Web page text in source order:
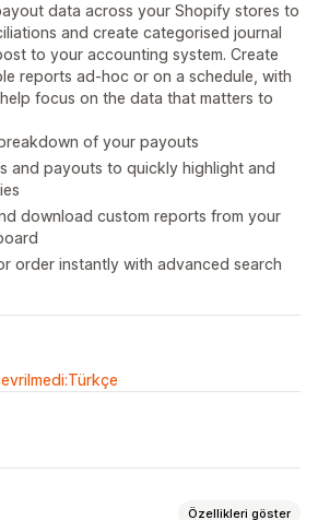
data across your Shopify stores to
and create categorised journal
to your accounting system. Create
reports ad-hoc or on a schedule, with
focus on the data that matters to
of your payouts
and payouts to quickly highlight and
download custom reports from your
order instantly with advanced search
Özellikleri göster